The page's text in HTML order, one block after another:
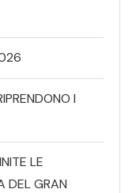
I
LE
DEL GRAN